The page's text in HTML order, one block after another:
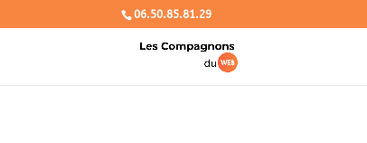
06.50.85.81.29